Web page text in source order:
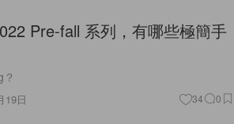
Pre-fall 系列，有哪些極簡手
19日 34 0